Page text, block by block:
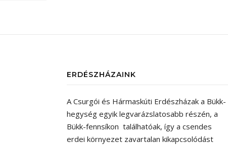
ERDÉSZHÁZAINK
A Csurgói és Hármaskúti Erdészházak a Bükk-
hegység egyik legvarázslatosabb részén, a
Bükk-fennsíkon találhatóak, így a csendes
erdei környezet zavartalan kikapcsolódást